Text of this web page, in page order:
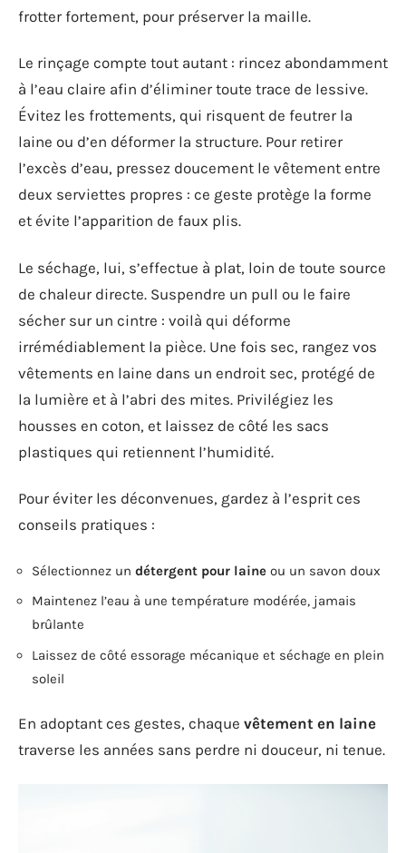
frotter fortement, pour préserver la maille.
Le rinçage compte tout autant : rincez abondamment
à l’eau claire afin d’éliminer toute trace de lessive.
Évitez les frottements, qui risquent de feutrer la
laine ou d’en déformer la structure. Pour retirer
l’excès d’eau, pressez doucement le vêtement entre
deux serviettes propres : ce geste protège la forme
et évite l’apparition de faux plis.
Le séchage, lui, s’effectue à plat, loin de toute source
de chaleur directe. Suspendre un pull ou le faire
sécher sur un cintre : voilà qui déforme
irrémédiablement la pièce. Une fois sec, rangez vos
vêtements en laine dans un endroit sec, protégé de
la lumière et à l’abri des mites. Privilégiez les
housses en coton, et laissez de côté les sacs
plastiques qui retiennent l’humidité.
Pour éviter les déconvenues, gardez à l’esprit ces
conseils pratiques :
Sélectionnez un détergent pour laine ou un savon doux
Maintenez l’eau à une température modérée, jamais
brûlante
Laissez de côté essorage mécanique et séchage en plein
soleil
En adoptant ces gestes, chaque vêtement en laine
traverse les années sans perdre ni douceur, ni tenue.